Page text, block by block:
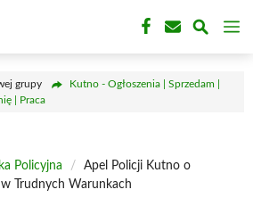
grupy
Kutno - Ogłoszenia | Sprzedam |
| Praca
Policyjna /
Apel Policji Kutno o
Trudnych Warunkach